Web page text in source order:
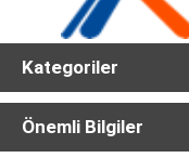
Kategoriler
Önemli Bilgiler